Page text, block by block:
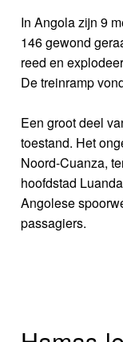
In Angola zijn 9
146 gewond
reed en
De treinramp
Een groot deel
toestand. Het
Noord-Cuanza,
hoofdstad
Angolese
passagiers.